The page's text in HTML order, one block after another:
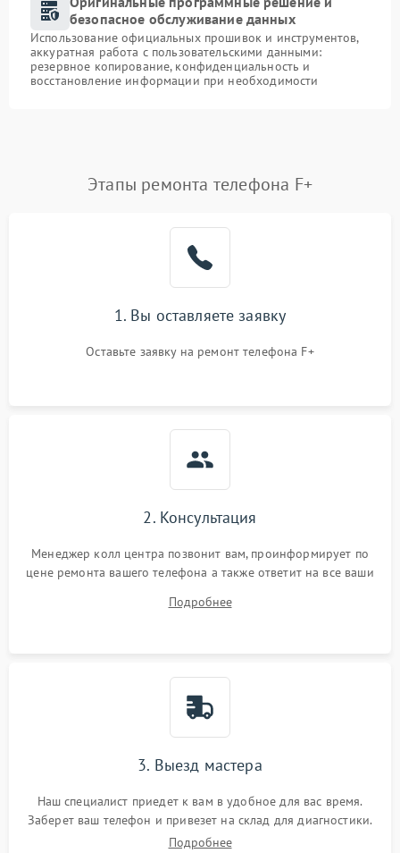
безопасное обслуживание данных
Использование официальных прошивок и инструментов,
аккуратная работа с пользовательскими данными:
резервное копирование, конфиденциальность и
восстановление информации при необходимости
Этапы ремонта телефона F+
1. Вы оставляете заявку
Оставьте заявку на ремонт телефона F+
2. Консультация
Менеджер колл центра позвонит вам, проинформирует по
цене ремонта вашего телефона а также ответит на все ваши
Подробнее
3. Выезд мастера
Наш специалист приедет к вам в удобное для вас время.
Заберет ваш телефон и привезет на склад для диагностики.
Подробнее